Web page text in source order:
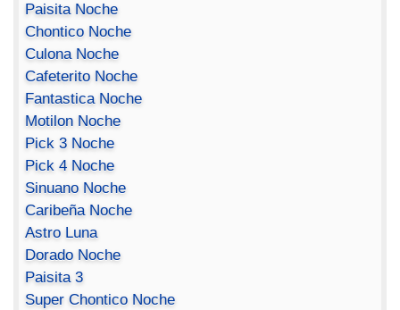
Paisita Noche
Chontico Noche
Culona Noche
Cafeterito Noche
Fantastica Noche
Motilon Noche
Pick 3 Noche
Pick 4 Noche
Sinuano Noche
Caribeña Noche
Astro Luna
Dorado Noche
Paisita 3
Super Chontico Noche